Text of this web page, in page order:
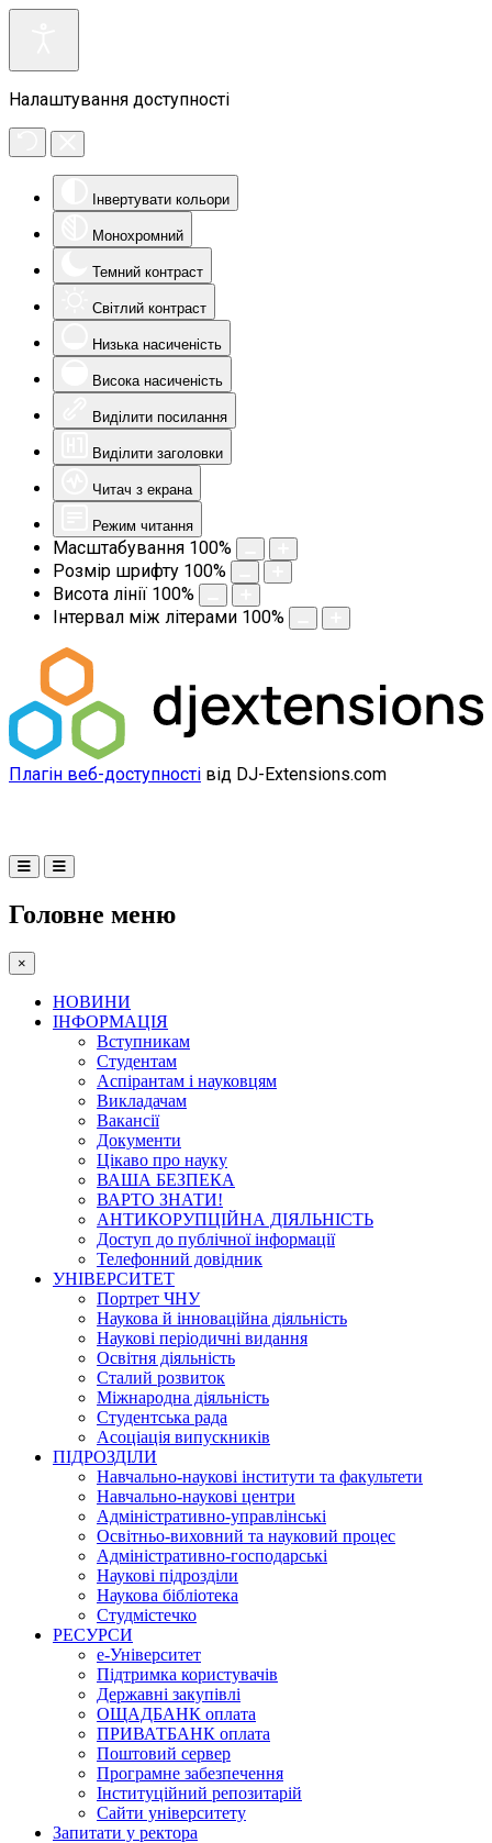
Налаштування доступності
Інвертувати кольори
Монохромний
Темний контраст
Світлий контраст
Низька насиченість
Висока насиченість
Виділити посилання
Виділити заголовки
Читач з екрана
Режим читання
Масштабування 100%
Розмір шрифту 100%
Висота лінії 100%
Інтервал між літерами 100%
Плагін веб-доступності від DJ-Extensions.com
Головне меню
×
НОВИНИ
ІНФОРМАЦІЯ
Вступникам
Студентам
Аспірантам і науковцям
Викладачам
Вакансії
Документи
Цікаво про науку
ВАША БЕЗПЕКА
ВАРТО ЗНАТИ!
АНТИКОРУПЦІЙНА ДІЯЛЬНІСТЬ
Доступ до публічної інформації
Телефонний довідник
УНІВЕРСИТЕТ
Портрет ЧНУ
Наукова й інноваційна діяльність
Наукові періодичні видання
Освітня діяльність
Сталий розвиток
Міжнародна діяльність
Студентська рада
Асоціація випускників
ПІДРОЗДІЛИ
Навчально-наукові інститути та факультети
Навчально-наукові центри
Адміністративно-управлінські
Освітньо-виховний та науковий процес
Адміністративно-господарські
Наукові підрозділи
Наукова бібліотека
Студмістечко
РЕСУРСИ
е-Університет
Підтримка користувачів
Державні закупівлі
ОЩАДБАНК оплата
ПРИВАТБАНК оплата
Поштовий сервер
Програмне забезпечення
Інституційний репозитарій
Сайти університету
Запитати у ректора